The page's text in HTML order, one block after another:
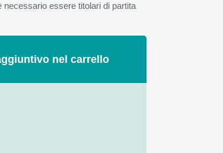
essere titolari di partita
nel carrello